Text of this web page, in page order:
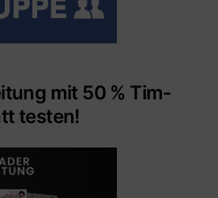
mit 50 % Tim-
testen!